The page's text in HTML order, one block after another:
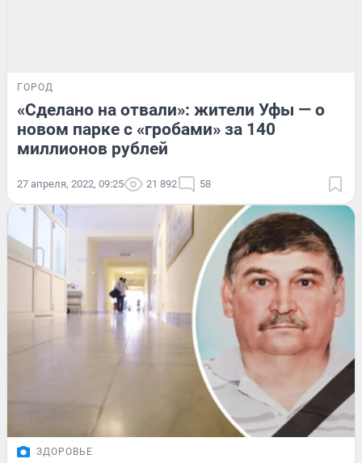
ГОРОД
«Сделано на отвали»: жители Уфы — о
новом парке с «гробами» за 140
миллионов рублей
27 апреля, 2022, 09:25 21 892 58
ЗДОРОВЬЕ